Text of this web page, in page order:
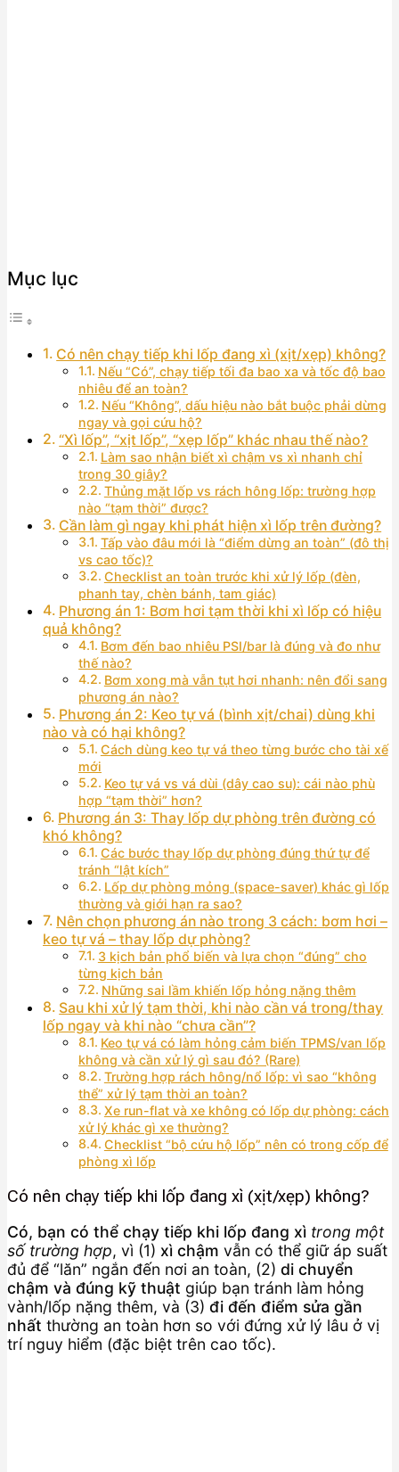
Mục lục
Có nên chạy tiếp khi lốp đang xì (xịt/xẹp) không?
Nếu “Có”, chạy tiếp tối đa bao xa và tốc độ bao
nhiêu để an toàn?
Nếu “Không”, dấu hiệu nào bắt buộc phải dừng
ngay và gọi cứu hộ?
“Xì lốp”, “xịt lốp”, “xẹp lốp” khác nhau thế nào?
Làm sao nhận biết xì chậm vs xì nhanh chỉ
trong 30 giây?
Thủng mặt lốp vs rách hông lốp: trường hợp
nào “tạm thời” được?
Cần làm gì ngay khi phát hiện xì lốp trên đường?
Tấp vào đâu mới là “điểm dừng an toàn” (đô thị
vs cao tốc)?
Checklist an toàn trước khi xử lý lốp (đèn,
phanh tay, chèn bánh, tam giác)
Phương án 1: Bơm hơi tạm thời khi xì lốp có hiệu
quả không?
Bơm đến bao nhiêu PSI/bar là đúng và đo như
thế nào?
Bơm xong mà vẫn tụt hơi nhanh: nên đổi sang
phương án nào?
Phương án 2: Keo tự vá (bình xịt/chai) dùng khi
nào và có hại không?
Cách dùng keo tự vá theo từng bước cho tài xế
mới
Keo tự vá vs vá dùi (dây cao su): cái nào phù
hợp “tạm thời” hơn?
Phương án 3: Thay lốp dự phòng trên đường có
khó không?
Các bước thay lốp dự phòng đúng thứ tự để
tránh “lật kích”
Lốp dự phòng mỏng (space-saver) khác gì lốp
thường và giới hạn ra sao?
Nên chọn phương án nào trong 3 cách: bơm hơi –
keo tự vá – thay lốp dự phòng?
3 kịch bản phổ biến và lựa chọn “đúng” cho
từng kịch bản
Những sai lầm khiến lốp hỏng nặng thêm
Sau khi xử lý tạm thời, khi nào cần vá trong/thay
lốp ngay và khi nào “chưa cần”?
Keo tự vá có làm hỏng cảm biến TPMS/van lốp
không và cần xử lý gì sau đó? (Rare)
Trường hợp rách hông/nổ lốp: vì sao “không
thể” xử lý tạm thời an toàn?
Xe run-flat và xe không có lốp dự phòng: cách
xử lý khác gì xe thường?
Checklist “bộ cứu hộ lốp” nên có trong cốp để
phòng xì lốp
Có nên chạy tiếp khi lốp đang xì (xịt/xẹp) không?
Có, bạn có thể chạy tiếp khi lốp đang xì trong một
số trường hợp, vì (1) xì chậm vẫn có thể giữ áp suất
đủ để “lăn” ngắn đến nơi an toàn, (2) di chuyển
chậm và đúng kỹ thuật giúp bạn tránh làm hỏng
vành/lốp nặng thêm, và (3) đi đến điểm sửa gần
nhất thường an toàn hơn so với đứng xử lý lâu ở vị
trí nguy hiểm (đặc biệt trên cao tốc).